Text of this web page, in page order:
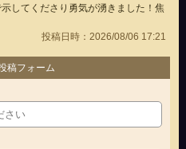
してくださり勇気が湧きました！焦
投稿日時：2026/08/06 17:21
稿フォーム